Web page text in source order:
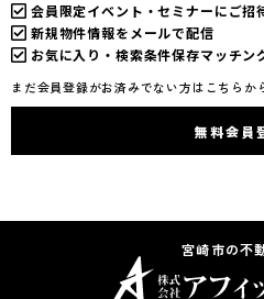
会員限定イベント・セミナーにご招
新規物件情報をメールで配信
お気に入り・検索条件保存マッチン
まだ会員登録がお済みでない方はこちらか
無料会員
宮崎市の不